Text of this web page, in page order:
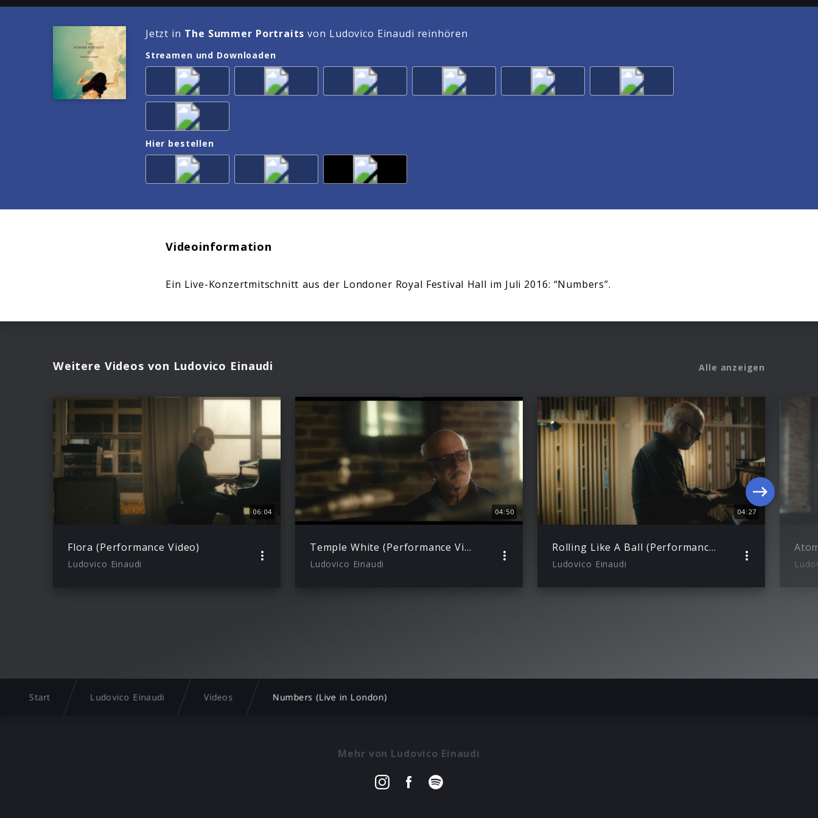
Jetzt in The Summer Portraits von Ludovico Einaudi reinhören
Streamen und Downloaden
Hier bestellen
Videoinformation
Ein Live-Konzertmitschnitt aus der Londoner Royal Festival Hall im Juli 2016: “Numbers”.
Weitere Videos von Ludovico Einaudi Alle anzeigen
06:04
Flora (Performance Video)
Ludovico Einaudi
04:50
Temple White (Performance Video)
Ludovico Einaudi
04:27
Rolling Like A Ball (Performance Video)
Ludovico Einaudi
Start Ludovico Einaudi Videos Numbers (Live in London)
Mehr von Ludovico Einaudi